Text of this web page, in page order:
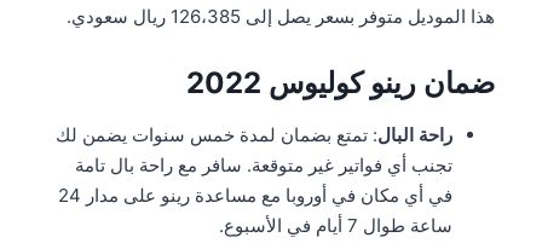
هذا الموديل متوفر بسعر يصل إلى 126،385 ريال سعودي.
ضمان رينو كوليوس 2022
راحة البال: تمتع بضمان لمدة خمس سنوات يضمن لك
تجنب أي فواتير غير متوقعة. سافر مع راحة بال تامة
في أي مكان في أوروبا مع مساعدة رينو على مدار 24
ساعة طوال 7 أيام في الأسبوع.